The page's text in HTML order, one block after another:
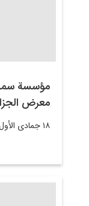
مؤسسة
معرض
١٨ جمادى الأول ١٤٤٧